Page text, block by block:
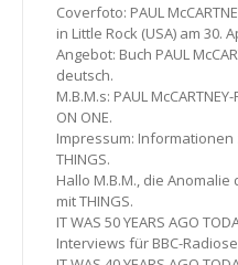
Coverfoto: PAUL
in Little Rock (USA) am 30.
Angebot: Buch PAUL
deutsch.
M.B.M.s: PAUL
ON ONE.
Impressum:
THINGS.
Hallo M.B.M., die
mit THINGS.
IT WAS 50 YEARS AGO
Interviews für BBC-